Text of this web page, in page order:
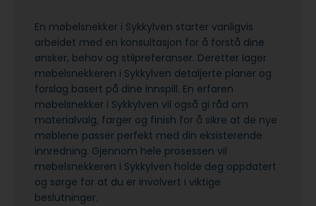
En møbelsnekker i Sykkylven starter vanligvis
arbeidet med en konsultasjon for å forstå dine
ønsker, behov og stilpreferanser. Deretter lager
møbelsnekkeren i Sykkylven detaljerte planer og
forslag basert på dine innspill. En erfaren
møbelsnekker i Sykkylven vil også gi råd om
materialvalg, farger og finish for å sikre at de nye
møblene passer perfekt med din eksisterende
innredning. Gjennom hele prosessen vil
møbelsnekkeren i Sykkylven holde deg oppdatert
og sørge for at du er involvert i viktige
beslutninger.